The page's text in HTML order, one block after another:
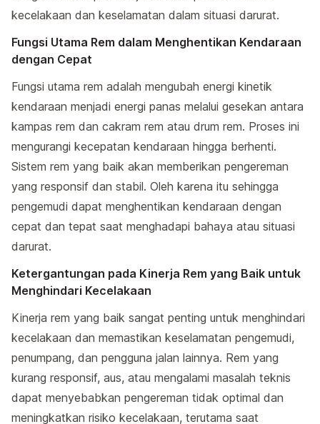
kecelakaan dan keselamatan dalam situasi darurat.
Fungsi Utama Rem dalam Menghentikan Kendaraan
dengan Cepat
Fungsi utama rem adalah mengubah energi kinetik
kendaraan menjadi energi panas melalui gesekan antara
kampas rem dan cakram rem atau drum rem. Proses ini
mengurangi kecepatan kendaraan hingga berhenti.
Sistem rem yang baik akan memberikan pengereman
yang responsif dan stabil. Oleh karena itu sehingga
pengemudi dapat menghentikan kendaraan dengan
cepat dan tepat saat menghadapi bahaya atau situasi
darurat.
Ketergantungan pada Kinerja Rem yang Baik untuk
Menghindari Kecelakaan
Kinerja rem yang baik sangat penting untuk menghindari
kecelakaan dan memastikan keselamatan pengemudi,
penumpang, dan pengguna jalan lainnya. Rem yang
kurang responsif, aus, atau mengalami masalah teknis
dapat menyebabkan pengereman tidak optimal dan
meningkatkan risiko kecelakaan, terutama saat